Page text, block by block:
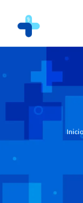
Inicio